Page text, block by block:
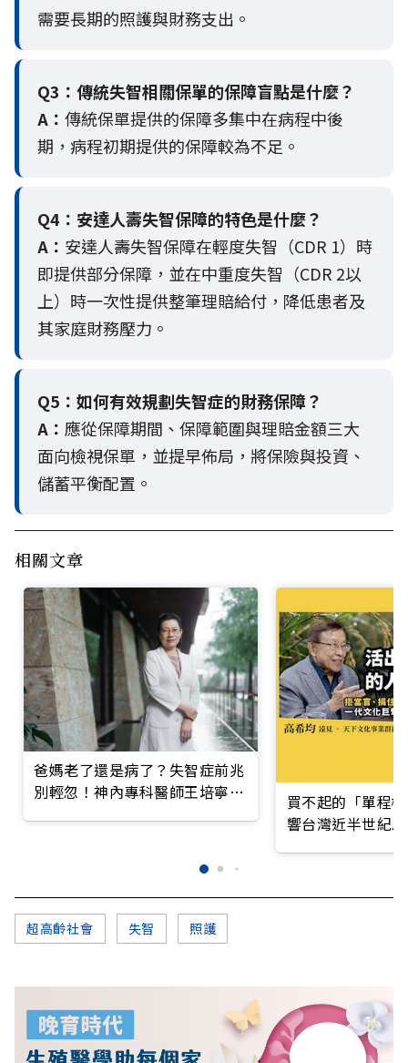
需要長期的照護與財務支出。
Q3： 傳統失智相關保單的保障盲點是什麼？
A： 傳統保單提供的保障多集中在病程中後
期，病程初期提供的保障較為不足。
Q4： 安達人壽失智保障的特色是什麼？
A： 安達人壽失智保障在輕度失智（CDR 1）時
即提供部分保障，並在中重度失智（CDR 2以
上）時一次性提供整筆理賠給付，降低患者及
其家庭財務壓力。
Q5： 如何有效規劃失智症的財務保障？
A： 應從保障期間、保障範圍與理賠金額三大
面向檢視保單，並提早佈局，將保險與投資、
儲蓄平衡配置。
相關文章
爸媽老了還是病了？失智症前兆
別輕忽！神內專科醫師王培寧呼
買不起的「單程
響台灣近半世紀
超高齡社會 失智 照護